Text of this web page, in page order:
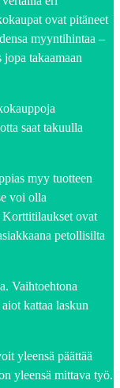
ovat pitäneet
myyntihintaa –
takaamaan
saat takuulla
myy tuotteen
voi olla
Korttitilaukset ovat
petollisilta
Vaihtoehtona
kattaa laskun
yleensä päättää
yleensä mittava työ.